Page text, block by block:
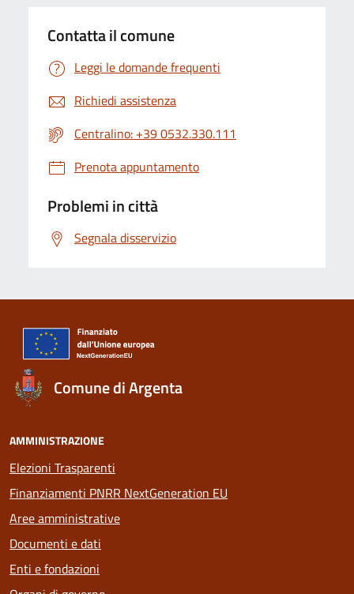
Contatta il comune
Leggi le domande frequenti
Richiedi assistenza
Centralino: +39 0532.330.111
Prenota appuntamento
Problemi in città
Segnala disservizio
Comune di Argenta
AMMINISTRAZIONE
Elezioni Trasparenti
Finanziamenti PNRR NextGeneration EU
Aree amministrative
Documenti e dati
Enti e fondazioni